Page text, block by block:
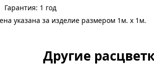
Гарантия: 1 год
указана за изделие размером 1м. x 1м.
Другие